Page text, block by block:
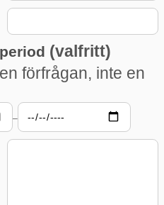
(valfritt)
förfrågan, inte en
–